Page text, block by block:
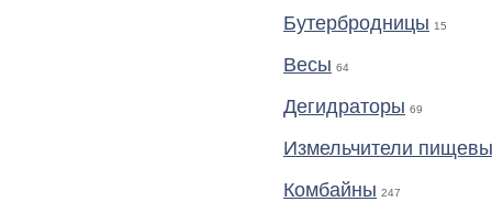
Бутербродницы 15
Весы 64
Дегидраторы 69
Измельчители
Комбайны 247